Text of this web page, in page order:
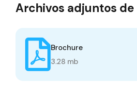
Archivos adjuntos
Brochure
3.28 mb